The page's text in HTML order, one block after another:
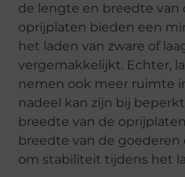
de lengte en breedte van
oprijplaten bieden een
het laden van zware of
vergemakkelijkt. Echter,
nemen ook meer ruimte
nadeel kan zijn bij
breedte van de
breedte van de goederen
om stabiliteit tijdens het